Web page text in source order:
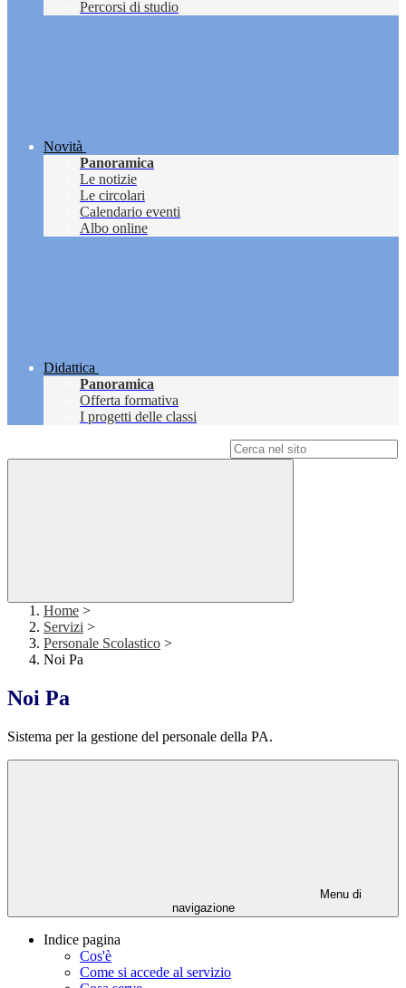
Percorsi di studio
Novità
Panoramica
Le notizie
Le circolari
Calendario eventi
Albo online
Didattica
Panoramica
Offerta formativa
I progetti delle classi
Home >
Servizi >
Personale Scolastico >
Noi Pa
Noi Pa
Sistema per la gestione del personale della PA.
Menu di
navigazione
Indice pagina
Cos'è
Come si accede al servizio